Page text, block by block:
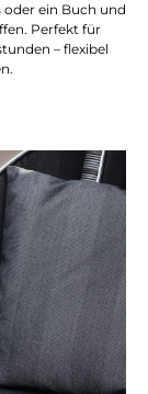
oder ein Buch und
Perfekt für
– flexibel